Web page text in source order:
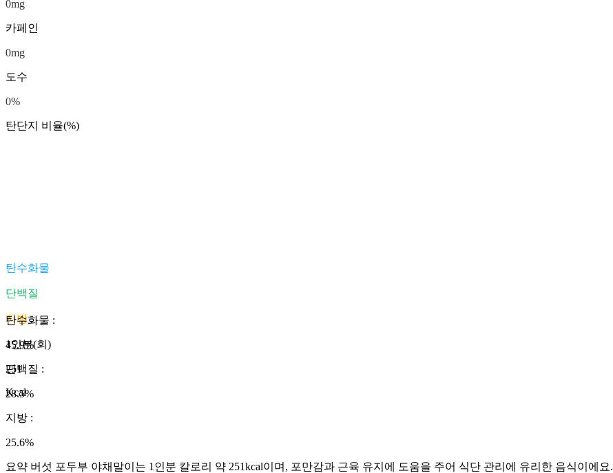
0mg
카페인
0mg
도수
0%
탄단지 비율(%)
탄수화물
단백질
지방
1인분(회)
251
Kcal
탄수화물 :
45.9%
단백질 :
28.5%
지방 :
25.6%
요약 버섯 포두부 야채말이는 1인분 칼로리 약 251kcal이며, 포만감과 근육 유지에 도움을 주어 식단 관리에 유리한 음식이에요.